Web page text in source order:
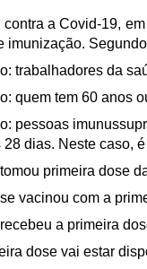
a Covid-19,
imunização.
trabalhadores da
quem tem 60 anos
pessoas
28 dias. Neste caso,
primeira dose
vacinou com a
a primeira
dose vai estar